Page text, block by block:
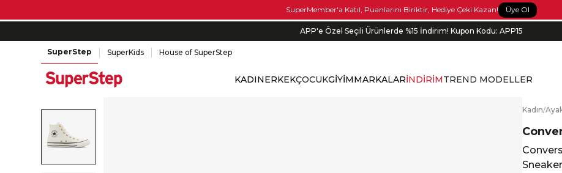
SuperMember'a Katıl, Puanlarını Biriktir, Hediye Çeki Kazan! Üye Ol
APP'e Özel Seçili Ürünlerde %15 İndirim! Kupon Kodu: APP15
SuperStep SuperKids House of SuperStep
KADINERKEKÇOCUKGİYİMMARKALARİNDİRİMTREND MODELLER
Kadın/A
Sneaker